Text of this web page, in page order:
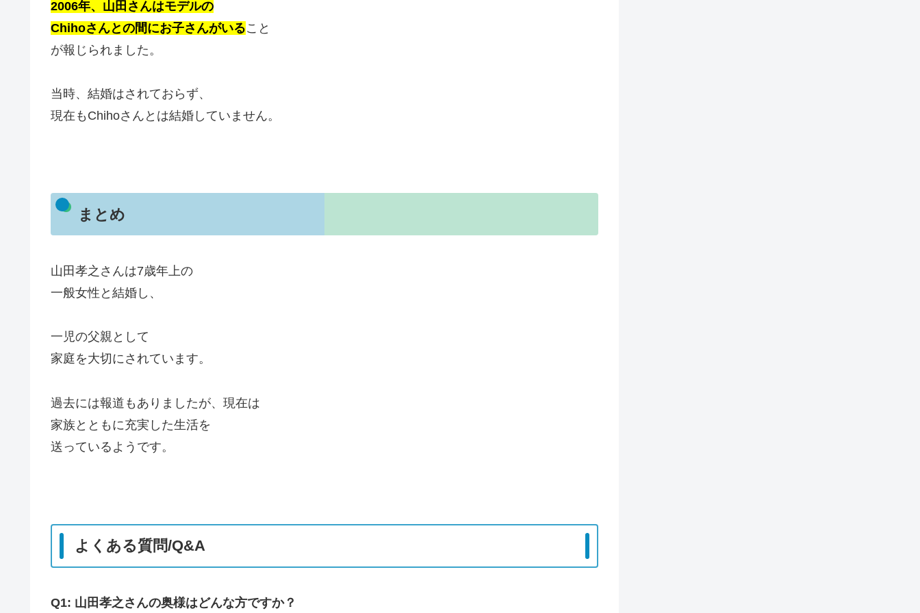
2006年、山田さんはモデルの
Chihoさんとの間にお子さんがいること
が報じられました。
当時、結婚はされておらず、
現在もChihoさんとは結婚していません。
まとめ
山田孝之さんは7歳年上の
一般女性と結婚し、
一児の父親として
家庭を大切にされています。
過去には報道もありましたが、現在は
家族とともに充実した生活を
送っているようです。
よくある質問/Q&A
Q1: 山田孝之さんの奥様はどんな方ですか？